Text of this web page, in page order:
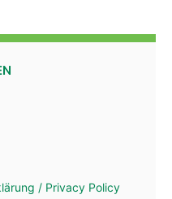
/ Privacy Policy